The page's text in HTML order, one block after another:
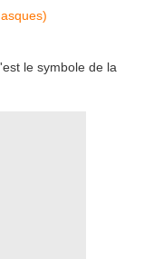
le symbole de la